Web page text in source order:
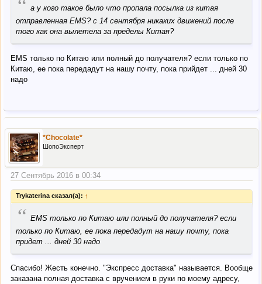
а у кого такое было что пропала посылка из китая
отправленная EMS? с 14 сентября никаких движений после
того как она вылетела за пределы Китая?
ЕМS только по Китаю или полный до получателя? если только по
Китаю, ее пока передадут на нашу почту, пока прийдет ... дней 30
надо
*Chocolate*
ШопоЭксперт
27 Сентябрь 2016 в 00:34
Trykaterina сказал(а): ↑
“ ЕМS только по Китаю или полный до получателя? если
только по Китаю, ее пока передадут на нашу почту, пока
придет ... дней 30 надо
Спасибо! Жесть конечно. "Экспресс доставка" называется. Вообще
заказана полная доставка с вручением в руки по моему адресу,